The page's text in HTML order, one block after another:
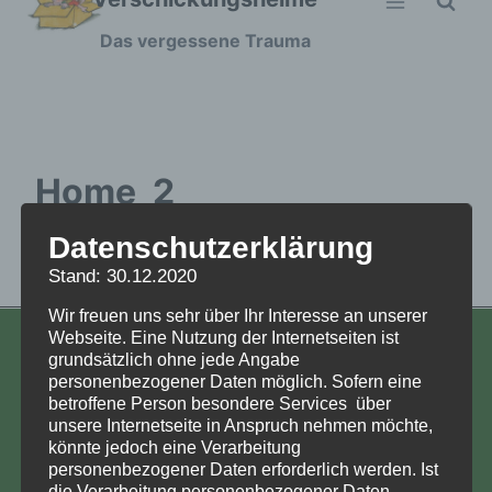
Zum
Das vergessene Trauma
Home_2
KONTAKT
Aufarbeitung und Erforschung
Kinderverschickung e.V.
Anja Röhl
Datenschutzerklärung
Stand: 30.12.2020
Wir freuen uns sehr über Ihr Interesse an unserer
Webseite. Eine Nutzung der Internetseiten ist
grundsätzlich ohne jede Angabe
personenbezogener Daten möglich. Sofern eine
betroffene Person besondere Services über
unsere Internetseite in Anspruch nehmen möchte,
könnte jedoch eine Verarbeitung
personenbezogener Daten erforderlich werden. Ist